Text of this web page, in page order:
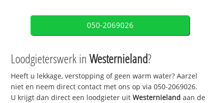
050-2069026
Loodgieterswerk inWesternieland?
Heeft u lekkage, verstopping of geen warm water? Aarzel
niet en neem direct contact met ons op via 050-2069026.
U krijgt dan direct een loodgieter uitWesternieland aan de